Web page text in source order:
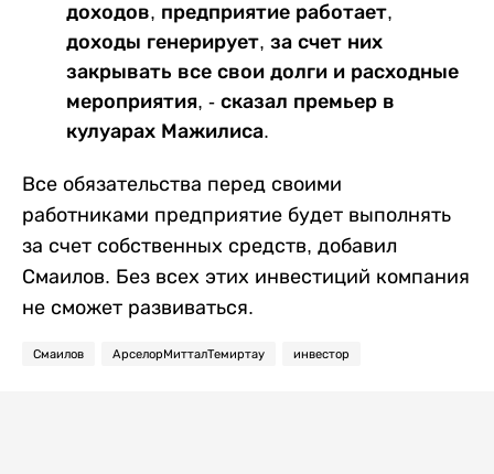
доходов, предприятие работает,
доходы генерирует, за счет них
закрывать все свои долги и расходные
мероприятия, - сказал премьер в
кулуарах Мажилиса.
Все обязательства перед своими
работниками предприятие будет выполнять
за счет собственных средств, добавил
Смаилов. Без всех этих инвестиций компания
не сможет развиваться.
Смаилов АрселорМитталТемиртау инвестор